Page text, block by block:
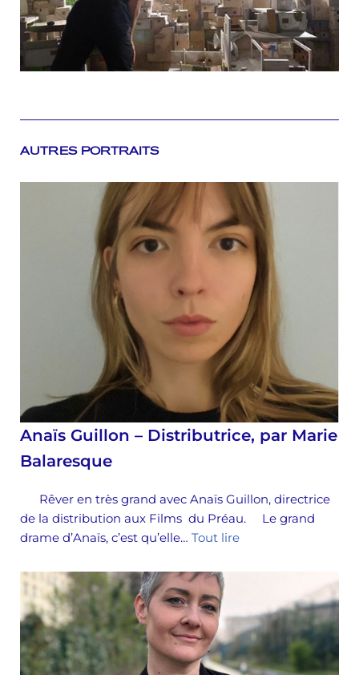
AUTRES PORTRAITS
Anaïs Guillon – Distributrice, par Marie
Balaresque
Rêver en très grand avec Anaïs Guillon, directrice
de la distribution aux Films du Préau. Le grand
drame d’Anaïs, c’est qu’elle… Tout lire